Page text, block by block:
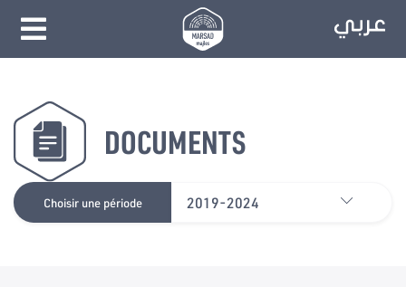
DOCUMENTS
Choisir une période 2019-2024